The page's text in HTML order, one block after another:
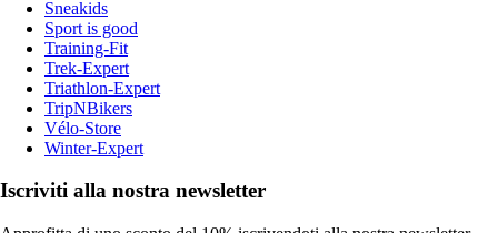
Sneakids
Sport is good
Training-Fit
Trek-Expert
Triathlon-Expert
TripNBikers
Vélo-Store
Winter-Expert
Iscriviti alla nostra newsletter